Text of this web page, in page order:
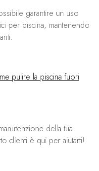
garantire un uso
per piscina, mantenendo
pulire la piscina fuori
della tua
clienti è qui per aiutarti!